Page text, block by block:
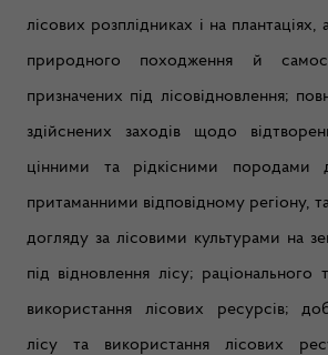
лісових розплідниках і на
природного походження й
призначених під лісовідновлення;
здійснених заходів щодо
цінними та рідкісними породами
притаманними відповідному регіону,
догляду за лісовими культурами на
під відновлення лісу; раціонального
використання лісових ресурсів;
лісу та використання лісових